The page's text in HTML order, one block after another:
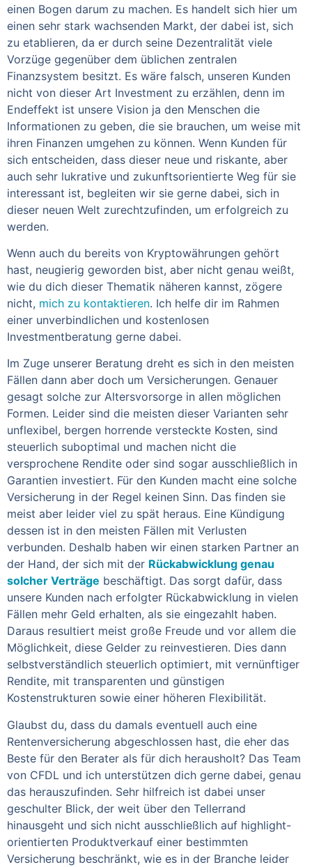
einen Bogen darum zu machen. Es handelt sich hier um
einen sehr stark wachsenden Markt, der dabei ist, sich
zu etablieren, da er durch seine Dezentralität viele
Vorzüge gegenüber dem üblichen zentralen
Finanzsystem besitzt. Es wäre falsch, unseren Kunden
nicht von dieser Art Investment zu erzählen, denn im
Endeffekt ist unsere Vision ja den Menschen die
Informationen zu geben, die sie brauchen, um weise mit
ihren Finanzen umgehen zu können. Wenn Kunden für
sich entscheiden, dass dieser neue und riskante, aber
auch sehr lukrative und zukunftsorientierte Weg für sie
interessant ist, begleiten wir sie gerne dabei, sich in
dieser neuen Welt zurechtzufinden, um erfolgreich zu
werden.
Wenn auch du bereits von Kryptowährungen gehört
hast, neugierig geworden bist, aber nicht genau weißt,
wie du dich dieser Thematik näheren kannst, zögere
nicht, mich zu kontaktieren. Ich helfe dir im Rahmen
einer unverbindlichen und kostenlosen
Investmentberatung gerne dabei.
Im Zuge unserer Beratung dreht es sich in den meisten
Fällen dann aber doch um Versicherungen. Genauer
gesagt solche zur Altersvorsorge in allen möglichen
Formen. Leider sind die meisten dieser Varianten sehr
unflexibel, bergen horrende versteckte Kosten, sind
steuerlich suboptimal und machen nicht die
versprochene Rendite oder sind sogar ausschließlich in
Garantien investiert. Für den Kunden macht eine solche
Versicherung in der Regel keinen Sinn. Das finden sie
meist aber leider viel zu spät heraus. Eine Kündigung
dessen ist in den meisten Fällen mit Verlusten
verbunden. Deshalb haben wir einen starken Partner an
der Hand, der sich mit der Rückabwicklung genau
solcher Verträge beschäftigt. Das sorgt dafür, dass
unsere Kunden nach erfolgter Rückabwicklung in vielen
Fällen mehr Geld erhalten, als sie eingezahlt haben.
Daraus resultiert meist große Freude und vor allem die
Möglichkeit, diese Gelder zu reinvestieren. Dies dann
selbstverständlich steuerlich optimiert, mit vernünftiger
Rendite, mit transparenten und günstigen
Kostenstrukturen sowie einer höheren Flexibilität.
Glaubst du, dass du damals eventuell auch eine
Rentenversicherung abgeschlossen hast, die eher das
Beste für den Berater als für dich herausholt? Das Team
von CFDL und ich unterstützen dich gerne dabei, genau
das herauszufinden. Sehr hilfreich ist dabei unser
geschulter Blick, der weit über den Tellerrand
hinausgeht und sich nicht ausschließlich auf highlight-
orientierten Produktverkauf einer bestimmten
Versicherung beschränkt, wie es in der Branche leider